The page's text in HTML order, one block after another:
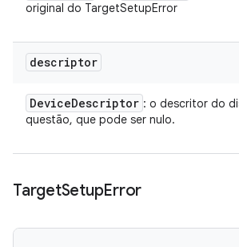
original do TargetSetupError
descriptor
DeviceDescriptor : o descritor do
questão, que pode ser nulo.
TargetSetupError